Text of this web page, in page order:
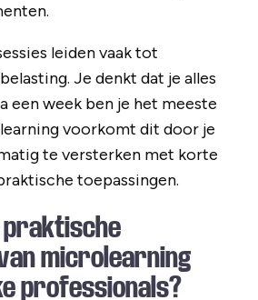
leiden vaak tot
Je denkt dat je alles
een week ben je het meeste
voorkomt dit door je
te versterken met korte
toepassingen.
praktische
microlearning
professionals?